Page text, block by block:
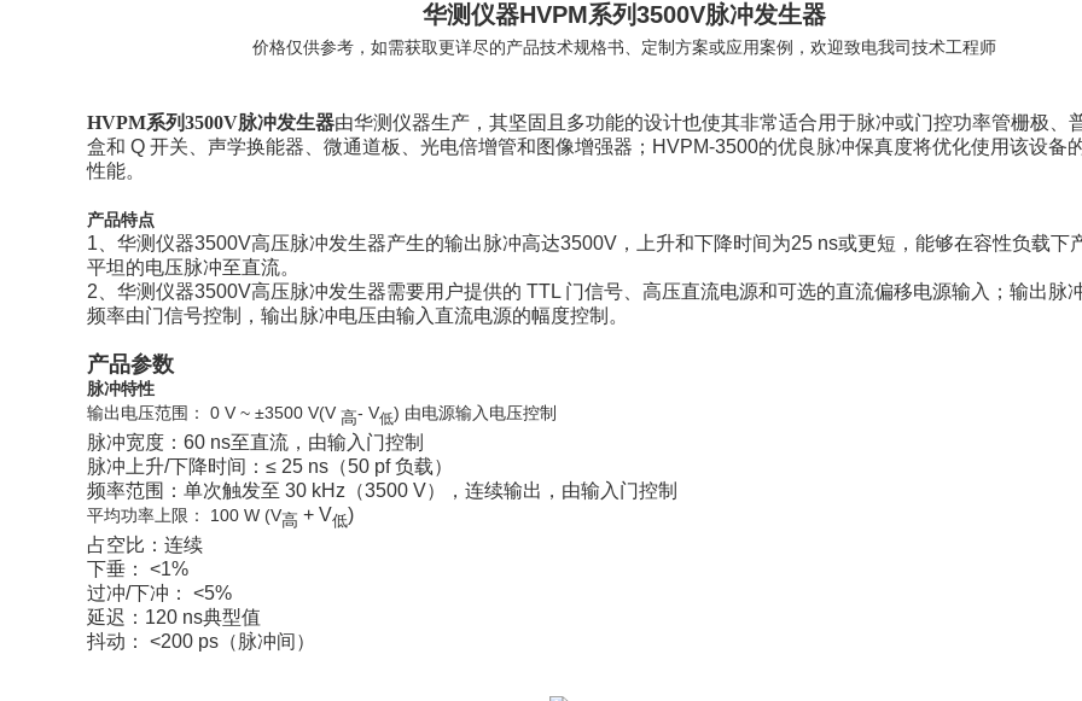
华测仪器HVPM系列3500V脉冲发生器
价格仅供参考，如需获取更详尽的产品技术规格书、定制方案或应用案例，欢迎致电我司技术工程师
HVPM系列3500V脉冲发生器由华测仪器生产， 其坚固且多功能的设计也使其非常适合用于脉冲或门控功率管栅极、
盒和 Q 开关、声学换能器、微通道板、光电倍增管和图像增强器；HVPM-3500的优良脉冲保真度将优化使用该设备
性能。
产品特点
1、华测仪器3500V高压脉冲发生器产生的输出脉冲高达3500V，上升和下降时间为25 ns或更短，能够在容性负载下
平坦的电压脉冲至直流。
2、华测仪器3500V高压脉冲发生器需要用户提供的 TTL 门信号、高压直流电源和可选的直流偏移电源输入；输出脉
频率由门信号控制，输出脉冲电压由输入直流电源的幅度控制。
产品参数
脉冲特性
输出电压范围： 0 V ~ ±3500 V(V 高- V低) 由电源输入电压控制
脉冲宽度：60 ns至直流，由输入门控制
脉冲上升/下降时间：≤ 25 ns（50 pf 负载）
频率范围：单次触发至 30 kHz（3500 V），连续输出，由输入门控制
平均功率上限： 100 W (V高 + V低)
占空比：连续
下垂： <1%
过冲/下冲： <5%
延迟：120 ns典型值
抖动： <200 ps（脉冲间）